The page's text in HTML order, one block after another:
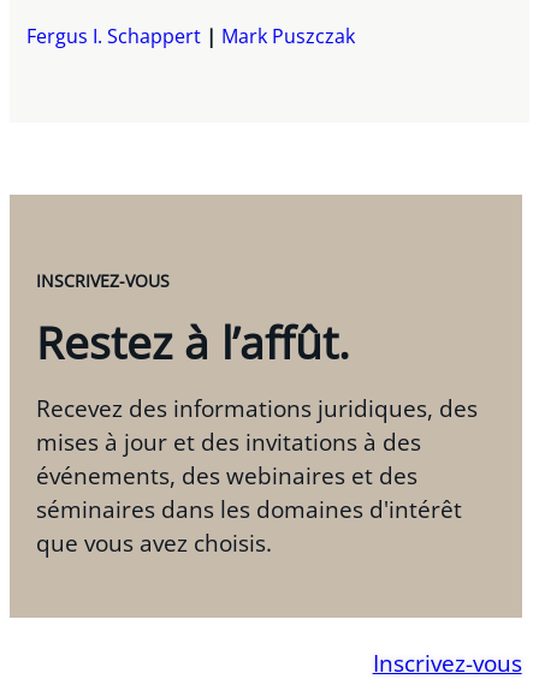
Fergus I. Schappert Mark Puszczak
INSCRIVEZ-VOUS
Restez à l’affût.
Recevez des informations juridiques, des
mises à jour et des invitations à des
événements, des webinaires et des
séminaires dans les domaines d'intérêt
que vous avez choisis.
Inscrivez-vous